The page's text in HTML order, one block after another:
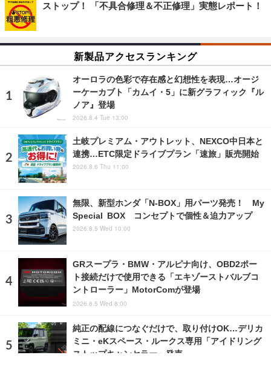
ストップ！ 「不具合修理＆不正修理」実態レポート！
新製品アクセスランキング
オーロラの色彩で存在感と幻想性を表現…オージ
ーケーカブト「カムイ・5」に新グラフィック『ル
ノア』登場
2026.8.4 Tue 13:00
土岐プレミアム・アウトレット、NEXCO中日本と
連携…ETC限定ドライブプラン「速旅」販売開始
2026.8.6 Thu 11:00
無限、新型ホンダ「N-BOX」用パーツ発売！ My
Special BOX コンセプトで個性＆迫力アップ
2026.8.5 Wed 10:00
GRスープラ・BMW・アルピナ向け、OBD2ポー
ト接続だけで使用できる「エキゾーストバルブコ
ントローラー」MotorComが登場
2026.8.5 Wed 8:00
純正の配線につなぐだけで、取り付けOK…デリカ
ミニ・eKスペース・ルークス専用「アイドリング
ストップキャンセラー」発売